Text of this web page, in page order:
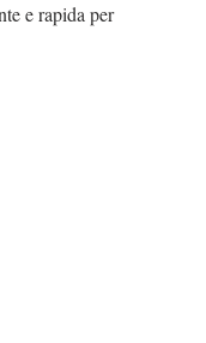
e rapida per